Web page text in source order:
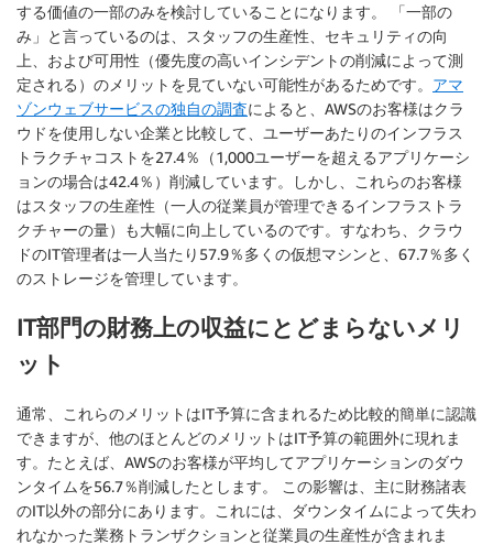
する価値の一部のみを検討していることになります。 「一部の
み」と言っているのは、スタッフの生産性、セキュリティの向
上、および可用性（優先度の高いインシデントの削減によって測
定される）のメリットを見ていない可能性があるためです。 アマ
ゾンウェブサービスの独自の調査によると、AWSのお客様はクラ
ウドを使用しない企業と比較して、ユーザーあたりのインフラス
トラクチャコストを27.4％（1,000ユーザーを超えるアプリケーシ
ョンの場合は42.4％）削減しています。しかし、これらのお客様
はスタッフの生産性（一人の従業員が管理できるインフラストラ
クチャーの量）も大幅に向上しているのです。すなわち、クラウ
ドのIT管理者は一人当たり57.9％多くの仮想マシンと、67.7％多く
のストレージを管理しています。
IT部門の財務上の収益にとどまらないメリ
ット
通常、これらのメリットはIT予算に含まれるため比較的簡単に認識
できますが、他のほとんどのメリットはIT予算の範囲外に現れま
す。たとえば、AWSのお客様が平均してアプリケーションのダウ
ンタイムを56.7％削減したとします。 この影響は、主に財務諸表
のIT以外の部分にあります。これには、ダウンタイムによって失わ
れなかった業務トランザクションと従業員の生産性が含まれま